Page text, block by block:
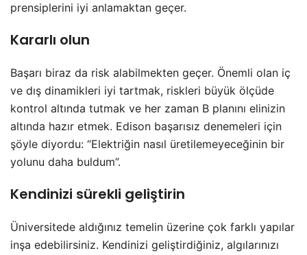
prensiplerini iyi anlamaktan geçer.
Kararlı olun
Başarı biraz da risk alabilmekten geçer. Önemli olan iç
ve dış dinamikleri iyi tartmak, riskleri büyük ölçüde
kontrol altında tutmak ve her zaman B planını elinizin
altında hazır etmek. Edison başarısız denemeleri için
şöyle diyordu: “Elektriğin nasıl üretilemeyeceğinin bir
yolunu daha buldum”.
Kendinizi sürekli geliştirin
Üniversitede aldığınız temelin üzerine çok farklı yapılar
inşa edebilirsiniz. Kendinizi geliştirdiğiniz, algılarınızı